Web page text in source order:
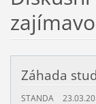
Záhada
STANDA